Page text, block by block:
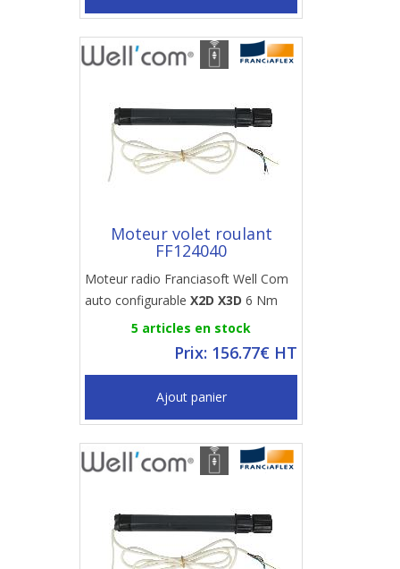
Moteur volet roulant
FF124040
Moteur radio Franciasoft Well Com
auto configurable X2D X3D 6 Nm
5 articles en stock
Prix: 156.77€ HT
Ajout panier